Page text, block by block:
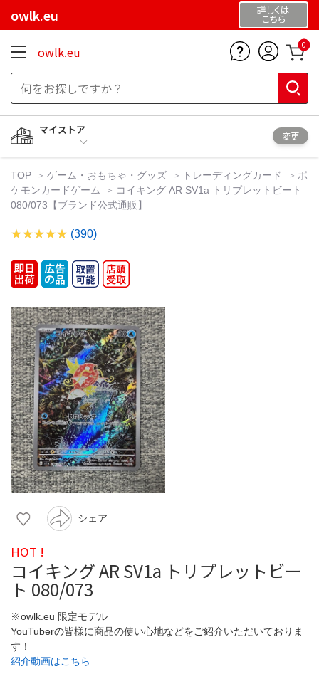
owlk.eu 詳しくは
こちら
owlk.eu 0
マイストア
変更
TOP ゲーム・おもちゃ・グッズ トレーディングカード
ポ
ケモンカードゲーム
コイキング AR SV1a トリプレットビート
080/073【ブランド公式通販】
(390)
シェア
HOT !
コイキング AR SV1a トリプレットビー
ト 080/073
※owlk.eu 限定モデル
YouTuberの皆様に商品の使い心地などをご紹介いただいておりま
す！
紹介動画はこちら